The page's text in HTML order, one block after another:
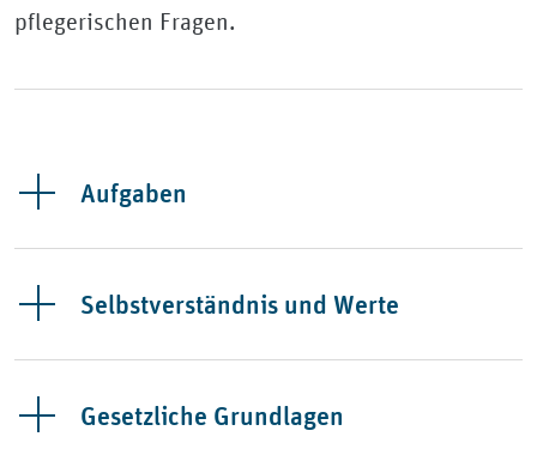
pflegerischen Fragen.
Aufgaben
Selbstverständnis und Werte
Gesetzliche Grundlagen